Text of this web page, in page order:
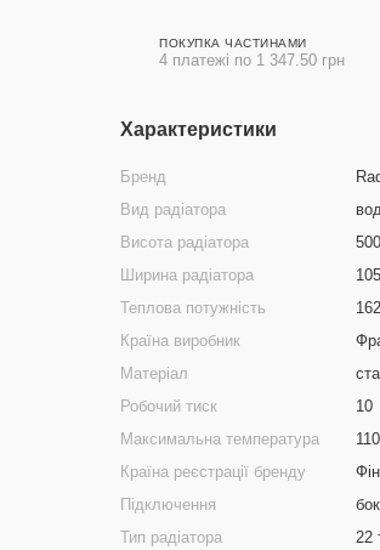
ПОКУПКА ЧАСТИНАМИ
4 платежі по 1 347.50 грн
Характеристики
Бренд
Вид радіатора
Висота радіатора
500
Ширина радіатора
Теплова потужність
Країна виробник
Матеріал
Робочий тиск
10
Максимальна температура
110
Країна реєстрації бренду
Підключення
Тип радіатора
22